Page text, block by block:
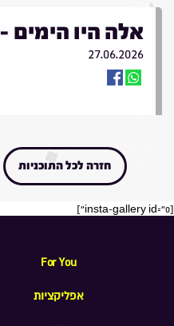
אלה היו הימים - 27.06.26
27.06.2026
חזרה לכל התוכניות
[insta-gallery id="0"]
For You
אפליקציות